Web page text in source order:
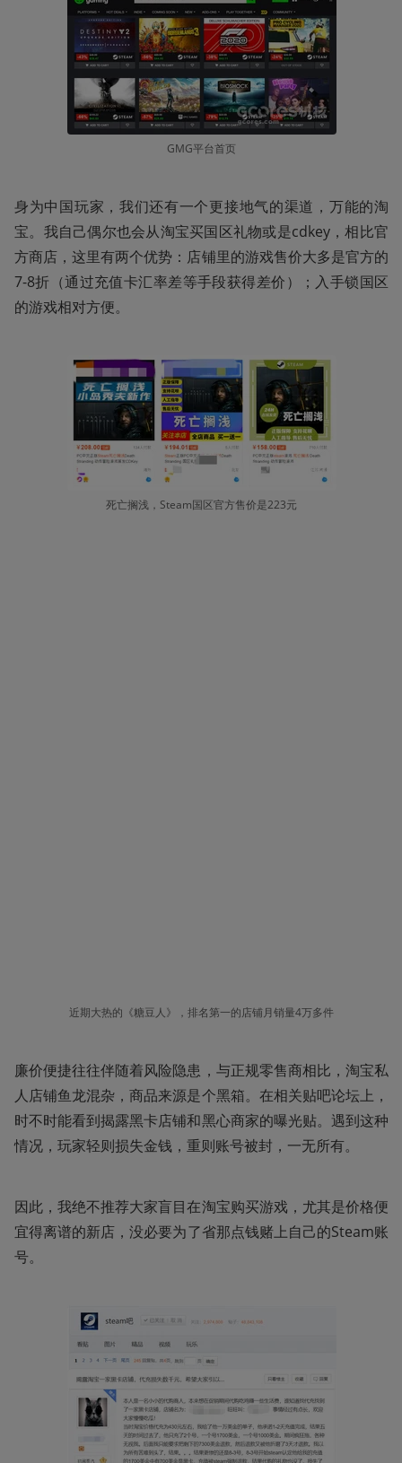
GMG平台首页
身为中国玩家，我们还有一个更接地气的渠道，万能的淘
宝。我自己偶尔也会从淘宝买国区礼物或是cdkey，相比官
方商店，这里有两个优势：店铺里的游戏售价大多是官方的
7-8折（通过充值卡汇率差等手段获得差价）；入手锁国区
的游戏相对方便。
死亡搁浅，Steam国区官方售价是223元
近期大热的《糖豆人》，排名第一的店铺月销量4万多件
廉价便捷往往伴随着风险隐患，与正规零售商相比，淘宝私
人店铺鱼龙混杂，商品来源是个黑箱。在相关贴吧论坛上，
时不时能看到揭露黑卡店铺和黑心商家的曝光贴。遇到这种
情况，玩家轻则损失金钱，重则账号被封，一无所有。
因此，我绝不推荐大家盲目在淘宝购买游戏，尤其是价格便
宜得离谱的新店，没必要为了省那点钱赌上自己的Steam账
号。